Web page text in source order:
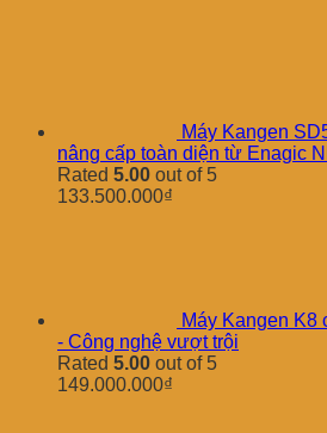
Máy Kangen
nâng cấp toàn diện từ Enagic
Rated 5.00 out of 5
133.500.000₫
Máy Kangen K8
- Công nghệ vượt trội
Rated 5.00 out of 5
149.000.000₫